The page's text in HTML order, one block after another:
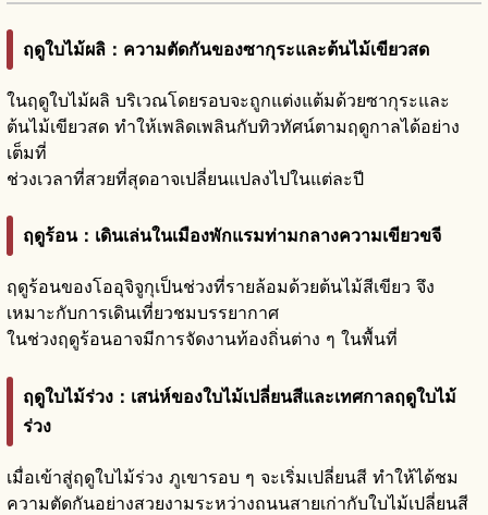
ฤดูใบไม้ผลิ：ความตัดกันของซากุระและต้นไม้เขียวสด
ในฤดูใบไม้ผลิ บริเวณโดยรอบจะถูกแต่งแต้มด้วยซากุระและ
ต้นไม้เขียวสด ทำให้เพลิดเพลินกับทิวทัศน์ตามฤดูกาลได้อย่าง
เต็มที่
ช่วงเวลาที่สวยที่สุดอาจเปลี่ยนแปลงไปในแต่ละปี
ฤดูร้อน：เดินเล่นในเมืองพักแรมท่ามกลางความเขียวขจี
ฤดูร้อนของโออุจิจูกุเป็นช่วงที่รายล้อมด้วยต้นไม้สีเขียว จึง
เหมาะกับการเดินเที่ยวชมบรรยากาศ
ในช่วงฤดูร้อนอาจมีการจัดงานท้องถิ่นต่าง ๆ ในพื้นที่
ฤดูใบไม้ร่วง：เสน่ห์ของใบไม้เปลี่ยนสีและเทศกาลฤดูใบไม้
ร่วง
เมื่อเข้าสู่ฤดูใบไม้ร่วง ภูเขารอบ ๆ จะเริ่มเปลี่ยนสี ทำให้ได้ชม
ความตัดกันอย่างสวยงามระหว่างถนนสายเก่ากับใบไม้เปลี่ยนสี